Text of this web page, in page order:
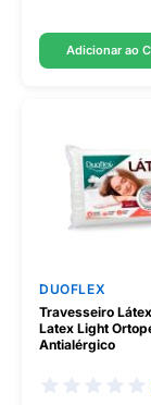
Adicionar ao
DUOFLEX
Travesseiro
Latex Light
Antialérgico